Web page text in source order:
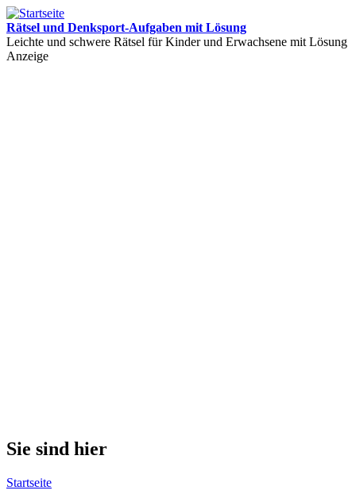
Rätsel und Denksport-Aufgaben mit Lösung
Leichte und schwere Rätsel für Kinder und Erwachsene mit Lösung
Anzeige
Sie sind hier
Startseite